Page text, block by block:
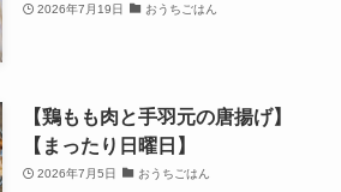
2026年7月19日 おうちごはん
【鶏もも肉と手羽元の唐揚げ】
【まったり日曜日】
2026年7月5日 おうちごはん